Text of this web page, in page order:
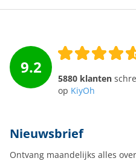
9.2
5880 klanten
op KiyOh
Nieuwsbrief
Ontvang maandelijks alles